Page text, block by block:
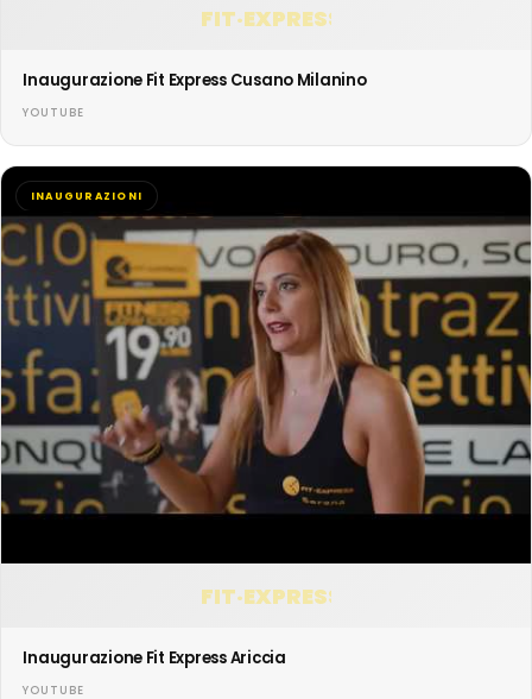
FIT·EXPRESS
Inaugurazione Fit Express Cusano Milanino
YOUTUBE
FIT·EXPRESS
INAUGURAZIONI
Inaugurazione Fit Express Ariccia
YOUTUBE